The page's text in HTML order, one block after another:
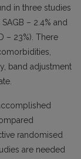
in three studies
– 2.4% and
– 23%). There
band adjustment
randomised
are needed